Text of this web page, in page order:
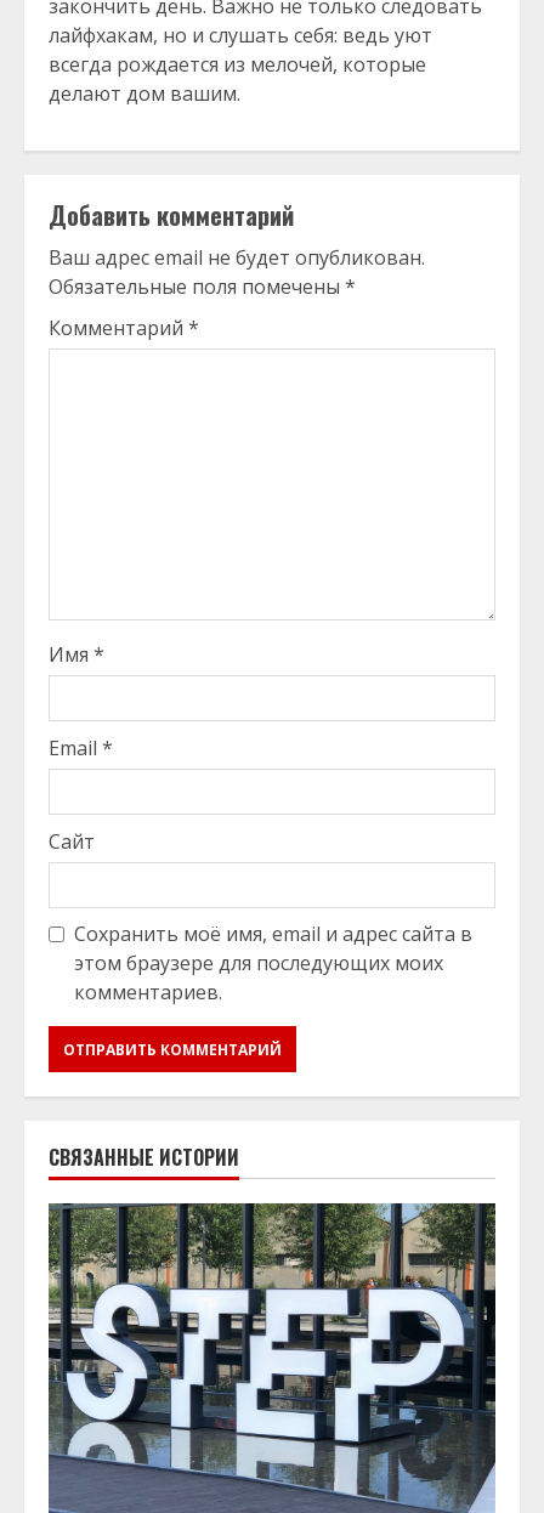
закончить день. Важно не только следовать
лайфхакам, но и слушать себя: ведь уют
всегда рождается из мелочей, которые
делают дом вашим.
Добавить комментарий
Ваш адрес email не будет опубликован.
Обязательные поля помечены *
Комментарий *
Имя *
Email *
Сайт
Сохранить моё имя, email и адрес сайта в
этом браузере для последующих моих
комментариев.
СВЯЗАННЫЕ ИСТОРИИ